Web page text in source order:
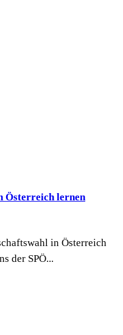
Österreich lernen
in Österreich
der SPÖ...